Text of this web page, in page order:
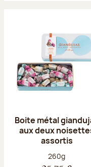
Boite métal
aux deux
assortis
Poids net :
260g